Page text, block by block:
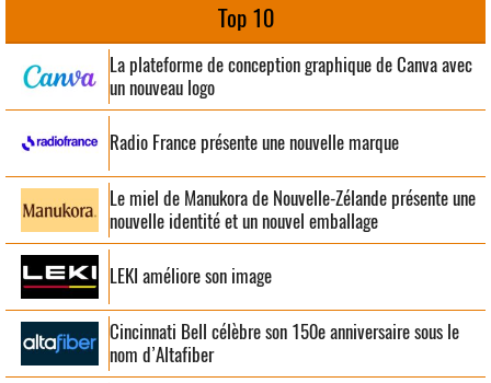
Top 10
La plateforme de conception graphique de Canva avec
un nouveau logo
Radio France présente une nouvelle marque
Le miel de Manukora de Nouvelle-Zélande présente une
nouvelle identité et un nouvel emballage
LEKI améliore son image
Cincinnati Bell célèbre son 150e anniversaire sous le
nom d’Altafiber